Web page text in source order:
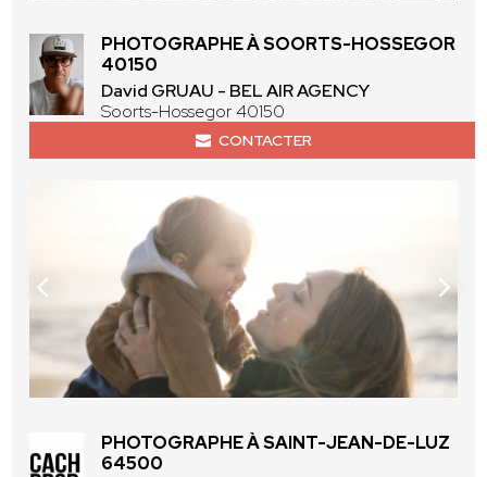
PHOTOGRAPHE À SOORTS-HOSSEGOR
40150
David GRUAU - BEL AIR AGENCY
Soorts-Hossegor 40150
CONTACTER
PHOTOGRAPHE À SAINT-JEAN-DE-LUZ
64500